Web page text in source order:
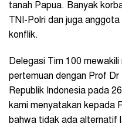
tanah Papua. Banyak
TNI-Polri dan juga
konflik.
Delegasi Tim 100
pertemuan dengan Prof
Republik Indonesia pada
kami menyatakan kepada
bahwa tidak ada alternatif